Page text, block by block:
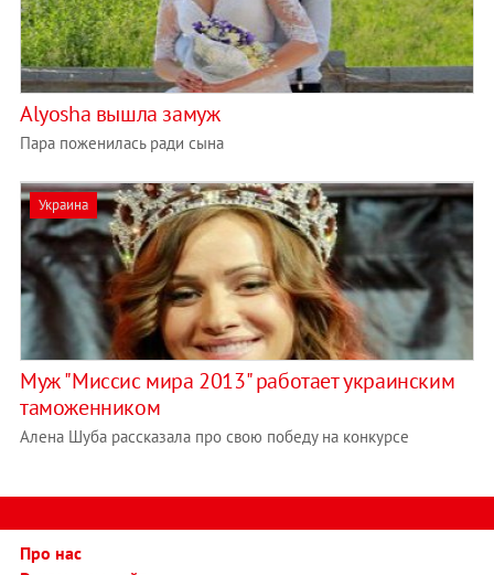
Alyosha вышла замуж
Пара поженилась ради сына
Украина
Муж "Миссис мира 2013" работает украинским
таможенником
Алена Шуба рассказала про свою победу на конкурсе
Про нас